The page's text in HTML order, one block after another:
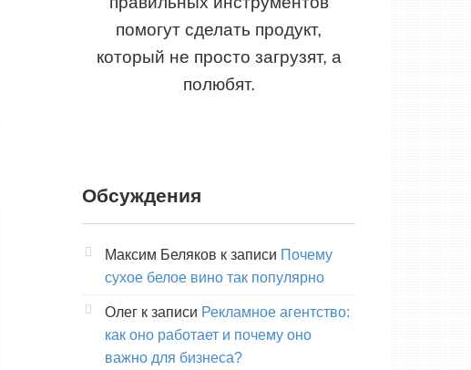
помогут сделать продукт,
который не просто загрузят, а
полюбят.
Обсуждения
Максим Беляков к записи Почему
сухое белое вино так популярно
Олег к записи Рекламное агентство:
как оно работает и почему оно
важно для бизнеса?